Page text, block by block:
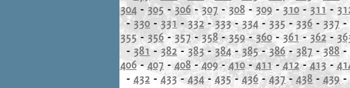
304-305-306-307 - 308- 309- 310- 311 -
-330 - 331 -332- 333-334 - 335 - 336 - 337 -
355- 356- 357- 358-359-360- 361 - 362-
- 381 - 382-383-384- 385-386 - 387 - 388-
406- 407 -408-409-410- 411-412-413-
- 432 - 433-434- 435- 436-437- 438 - 439 -